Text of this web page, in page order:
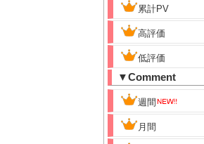
累計PV
高評価
低評価
▼Comment
週間
月間